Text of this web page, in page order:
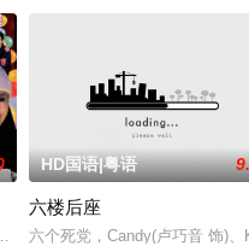
喜劇《六樓后座》拍出香港新一
HD国语|粤语
六楼后座
六个死党，Candy(卢巧音 饰)